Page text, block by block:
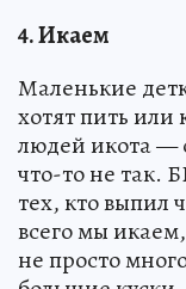
4. Икаем
Маленькие
хотят пить или
людей икота —
что-то не так.
тех, кто выпил
всего мы
не просто